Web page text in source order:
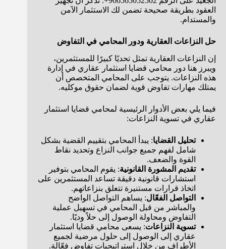
العقود بطريقة صحيحة تضمن لك الاستثمار الآمن
والمستدام.
حل النزاعات العقارية ودور المحامي في التفاوض
إن النزاعات العقارية تمثل تحديًا كبيرًا للمستثمرين،
ويبرز هنا دور محامي قضايا استثمار عقاري في إدارة
هذه النزاعات. يتوجب على المحامي المتخصص أن
يمتلك مهارات تفاوض قوية لضمان حقوق موكليه.
فيما يلي بعض الأدوار الرئيسية لمحامي قضايا استثمار
عقاري في تسوية النزاعات:
تحليل القضايا: يبدأ المحامي بتقييم القضية بشكل
شامل لفهم جميع جوانب النزاع وتحديد نقاط
القوة والضعف.
تقديم المشورة القانونية: يقوم المحامي بتوفير
استشارات قانونية دقيقة تساعد المستثمرين على
اتخاذ قرارات مستنيرة تتعلق بنزاعاتهم.
التواصل الفعّال: يساهم التواصل الواضح
والمباشر من قبل المحامي في تسهيل عملية
التفاوض ومحاولة الوصول إلى حلاً وديًا.
تسوية النزاعات: يسعى محامي قضايا استثمار
عقاري إلى الوصول إلى حلول مرضية لجميع
الأطراف من خلال استراتيجيات تفاوض فعّالة.